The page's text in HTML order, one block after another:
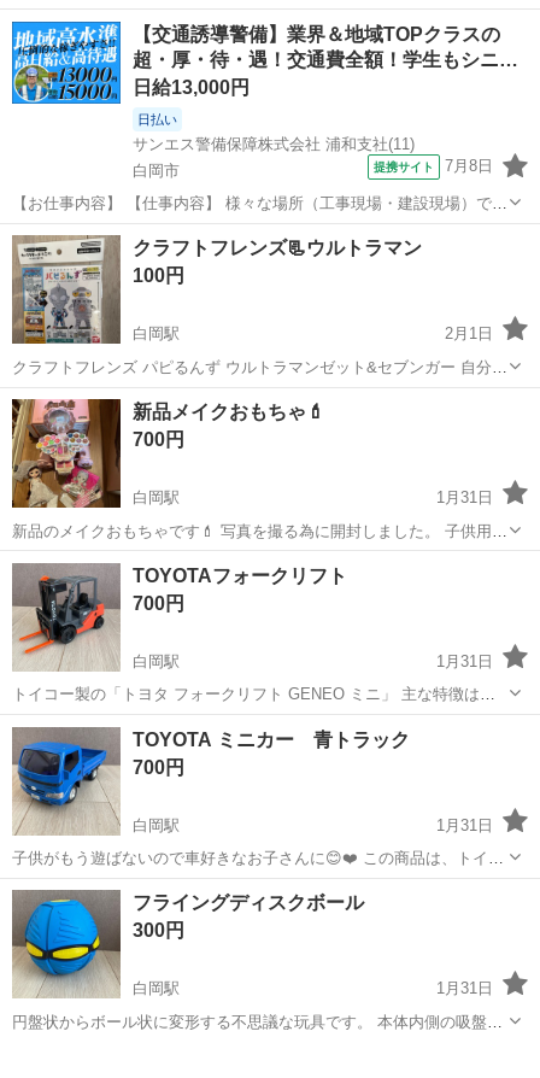
小さいお子様から楽しめる「ふる」「ならべる」「つむ」遊びと、少
し成長してから楽しめる「はめる」「形作り」「ごっこ遊び」 おとつ
むには、楽しめる要素がぎゅっと...
埼玉 白岡市 白岡駅 おもちゃ 積み木
【交通誘導警備】業界＆地域TOPクラスの
超・厚・待・遇！交通費全額！学生もシニ…
日給13,000円
日払い
サンエス警備保障株式会社 浦和支社(11)
白岡市
提携サイト 7月8日
【お仕事内容】 【仕事内容】 様々な場所（工事現場・建設現場）での
交通誘導・案内をお任せします。 道路をご利用される車両や歩行者の
方が安全に安心して通行するために適切に誘導してください。 現場へ
の直行直帰が基本で、毎週・毎...
埼玉 白岡市 警備員
クラフトフレンズ📃ウルトラマン
100円
白岡駅
2月1日
クラフトフレンズ パピるんず ウルトラマンゼット&セブンガー 自分で
折って作ってそれを専用アプリでスキャンするとキャラクターが動き
出す‼️😳✨ 子供は自分で作ったものが動くのでびっくり面白がります
👏
埼玉 白岡市 白岡駅 模型、プラモデル
新品メイクおもちゃ💄
700円
白岡駅
1月31日
新品のメイクおもちゃです💄 写真を撮る為に開封しました。 子供用
メイクセット メイクボックス 化粧おもちゃキッズ コスメセット女の
子おもちゃごっこ遊び キッズコスメセット
埼玉 白岡市 その他 新品
TOYOTAフォークリフト
700円
白岡駅
1月31日
トイコー製の「トヨタ フォークリフト GENEO ミニ」 主な特徴は以
下の通りです。 フリクション走行（手で押して走らせることができま
す）。 ハンドル操作でフォーク（荷物を載せる部分）が上下します。
フォークの部分が上下...
埼玉 白岡市 フォークリフト
TOYOTA ミニカー 青トラック
700円
白岡駅
1月31日
子供がもう遊ばないので車好きなお子さんに😊❤️ この商品は、トイコ
ー製の「トヨタ・トヨエース」のフリクションダンプトラックのおも
ちゃです。 全長約23cmのプラスチック製です。 荷台のアオリ（側面
と後方の開閉部）が開く仕...
埼玉 白岡市 白岡駅 ミニカー トラック
フライングディスクボール
300円
白岡駅
1月31日
円盤状からボール状に変形する不思議な玩具です。 本体内側の吸盤に